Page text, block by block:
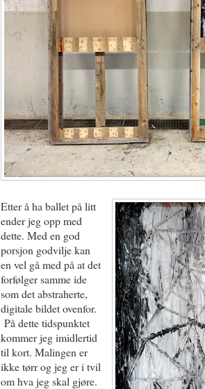
Etter å ha ballet på litt
ender jeg opp med
dette. Med en god
porsjon godvilje kan
en vel gå med på at det
forfølger samme ide
som det abstraherte,
digitale bildet ovenfor.
På dette tidspunktet
kommer jeg imidlertid
til kort. Malingen er
ikke tørr og jeg er i tvil
om hva jeg skal gjøre.